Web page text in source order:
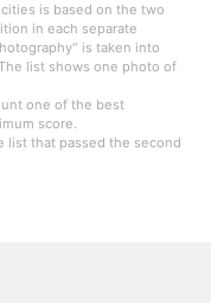
is based on the two
in each separate
is taken into
list shows one photo of
one of the best
score.
list that passed the second